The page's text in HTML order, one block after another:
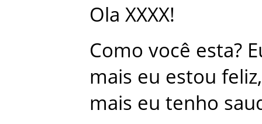
Ola XXXX!
Como você esta?
mais eu estou feliz,
mais eu tenho